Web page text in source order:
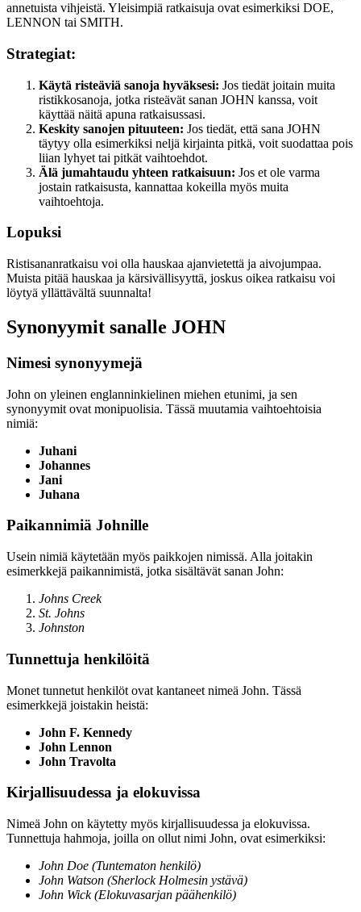
annetuista vihjeistä. Yleisimpiä ratkaisuja ovat esimerkiksi DOE,
LENNON tai SMITH.
Strategiat:
Käytä risteäviä sanoja hyväksesi: Jos tiedät joitain muita
ristikkosanoja, jotka risteävät sanan JOHN kanssa, voit
käyttää näitä apuna ratkaisussasi.
Keskity sanojen pituuteen: Jos tiedät, että sana JOHN
täytyy olla esimerkiksi neljä kirjainta pitkä, voit suodattaa pois
liian lyhyet tai pitkät vaihtoehdot.
Älä jumahtaudu yhteen ratkaisuun: Jos et ole varma
jostain ratkaisusta, kannattaa kokeilla myös muita
vaihtoehtoja.
Lopuksi
Ristisananratkaisu voi olla hauskaa ajanvietettä ja aivojumpaa.
Muista pitää hauskaa ja kärsivällisyyttä, joskus oikea ratkaisu voi
löytyä yllättävältä suunnalta!
Synonyymit sanalle JOHN
Nimesi synonyymejä
John on yleinen englanninkielinen miehen etunimi, ja sen
synonyymit ovat monipuolisia. Tässä muutamia vaihtoehtoisia
nimiä:
Juhani
Johannes
Jani
Juhana
Paikannimiä Johnille
Usein nimiä käytetään myös paikkojen nimissä. Alla joitakin
esimerkkejä paikannimistä, jotka sisältävät sanan John:
Johns Creek
St. Johns
Johnston
Tunnettuja henkilöitä
Monet tunnetut henkilöt ovat kantaneet nimeä John. Tässä
esimerkkejä joistakin heistä:
John F. Kennedy
John Lennon
John Travolta
Kirjallisuudessa ja elokuvissa
Nimeä John on käytetty myös kirjallisuudessa ja elokuvissa.
Tunnettuja hahmoja, joilla on ollut nimi John, ovat esimerkiksi:
John Doe (Tuntematon henkilö)
John Watson (Sherlock Holmesin ystävä)
John Wick (Elokuvasarjan päähenkilö)